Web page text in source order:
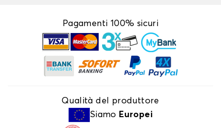
Pagamenti 100% sicuri
Qualità del produttore
Siamo Europei